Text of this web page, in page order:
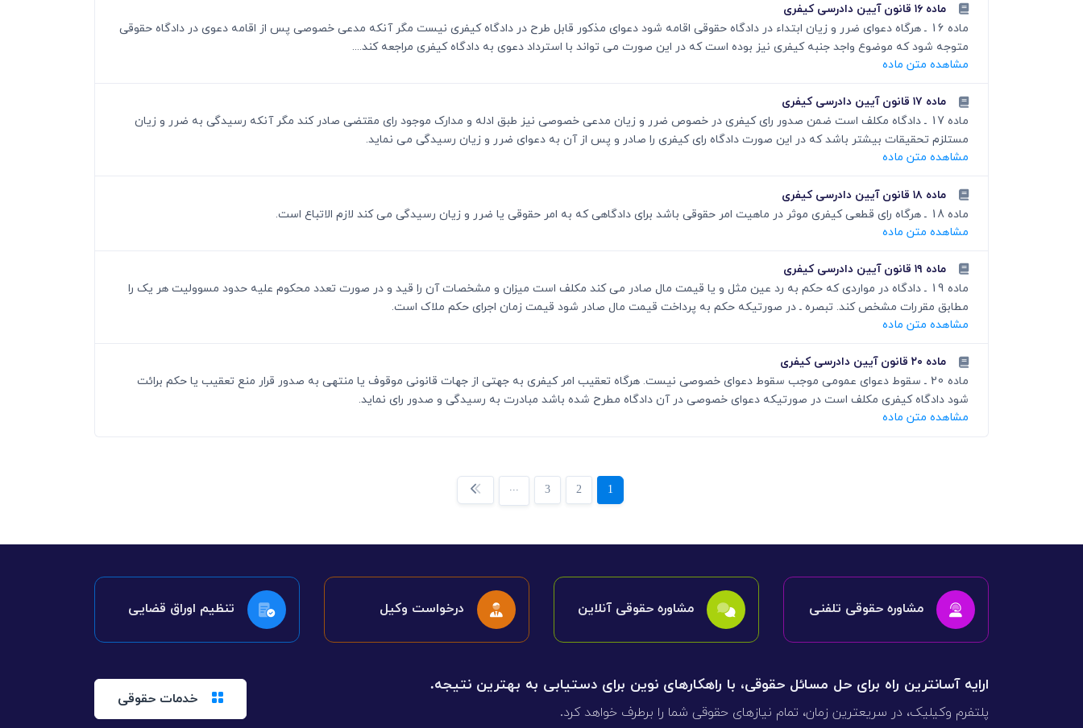
ماده ۱۶ قانون آیین دادرسی کیفری
ماده 16 ـ هرگاه دعوای ضرر و زیان ابتداء در دادگاه حقوقی اقامه شود دعوای مذکور قابل طرح در دادگاه کیفری نیست مگر آنکه مدعی خصوصی پس از اقامه دعوی در دادگاه حقوقی
متوجه شود که موضوع واجد جنبه کیفری نیز بوده است که در این صورت می تواند با استرداد دعوی به دادگاه کیفری مراجعه کند....
مشاهده متن ماده
ماده ۱۷ قانون آیین دادرسی کیفری
ماده 17 ـ دادگاه مکلف است ضمن صدور رای کیفری در خصوص ضرر و زیان مدعی خصوصی نیز طبق ادله و مدارک موجود رای مقتضی صادر کند مگر آنکه رسیدگی به ضرر و زیان
مستلزم تحقیقات بیشتر باشد که در این صورت دادگاه رای کیفری را صادر و پس از آن به دعوای ضرر و زیان رسیدگی می نماید.
مشاهده متن ماده
ماده ۱۸ قانون آیین دادرسی کیفری
ماده 18 ـ هرگاه رای قطعی کیفری موثر در ماهیت امر حقوقی باشد برای دادگاهی که به امر حقوقی یا ضرر و زیان رسیدگی می کند لازم الاتباع است.
مشاهده متن ماده
ماده ۱۹ قانون آیین دادرسی کیفری
ماده 19 ـ دادگاه در مواردی که حکم به رد عین مثل و یا قیمت مال صادر می کند مکلف است میزان و مشخصات آن را قید و در صورت تعدد محکوم علیه حدود مسوولیت هر یک را
مطابق مقررات مشخص کند. تبصره ـ در صورتیکه حکم به پرداخت قیمت مال صادر شود قیمت زمان اجرای حکم ملاک است.
مشاهده متن ماده
ماده ۲۰ قانون آیین دادرسی کیفری
ماده 20 ـ سقوط دعوای عمومی موجب سقوط دعوای خصوصی نیست. هرگاه تعقیب امر کیفری به جهتی از جهات قانونی موقوف یا منتهی به صدور قرار منع تعقیب یا حکم برائت
شود دادگاه کیفری مکلف است در صورتیکه دعوای خصوصی در آن دادگاه مطرح شده باشد مبادرت به رسیدگی و صدور رای نماید.
مشاهده متن ماده
... 3 2 1
مشاوره حقوقی تلفنی مشاوره حقوقی آنلاین درخواست وکیل تنظیم اوراق قضایی
ارایه آسانترین راه برای حل مسائل حقوقی، با راهکارهای نوین برای دستیابی به بهترین نتیجه.
پلتفرم وکیلیک، در سریعترین زمان، تمام نیازهای حقوقی شما را برطرف خواهد کرد.
خدمات حقوقی